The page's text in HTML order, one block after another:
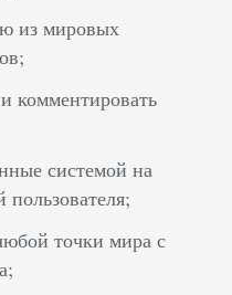
из мировых
комментировать
системой на
точки мира с